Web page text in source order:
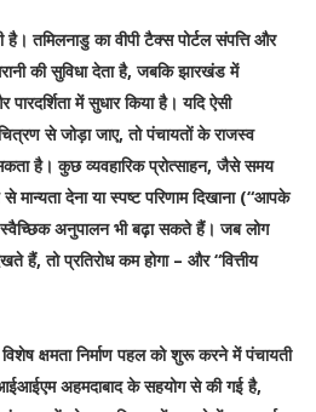
तमिलनाडु का वीपी टैक्स पोर्टल संपत्ति और
की सुविधा देता है, जबकि झारखंड में
में सुधार किया है। यदि ऐसी
से जोड़ा जाए, तो पंचायतों के राजस्व
है। कुछ व्यवहारिक प्रोत्साहन, जैसे समय
मान्यता देना या स्पष्ट परिणाम दिखाना (“आपके
अनुपालन भी बढ़ा सकते हैं। जब लोग
तो प्रतिरोध कम होगा – और “वित्तीय
क्षमता निर्माण पहल को शुरू करने में पंचायती
अहमदाबाद के सहयोग से की गई है,